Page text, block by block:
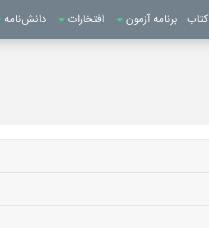
کتاب برنامه آزمون افتخارات دانش‌نامه